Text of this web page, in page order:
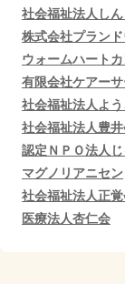
社会福祉法人し
株式会社プランド
ウォームハート
有限会社ケアー
社会福祉法人よ
社会福祉法人豊
認定ＮＰＯ法人
マグノリアニセン
社会福祉法人正
医療法人杏仁会